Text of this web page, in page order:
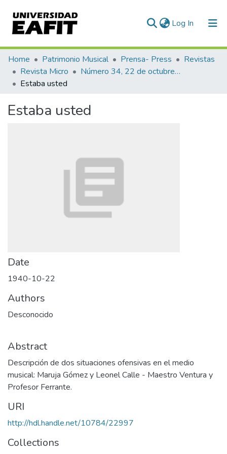
Log In (current)
Communities & Collections
All of DSpace
Home Patrimonio Musical Prensa- Press
Revistas
Revista Micro
Número 34, 22 de octubre de 1940
Estaba usted
Estaba usted
Date
1940-10-22
Authors
Desconocido
Abstract
Descripción de dos situaciones ofensivas en el medio
musical: Maruja Gómez y Leonel Calle - Maestro Ventura y
Profesor Ferrante.
URI
http://hdl.handle.net/10784/22997
Collections